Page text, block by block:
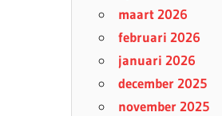
maart 2026
februari 2026
januari 2026
december 2025
november 2025